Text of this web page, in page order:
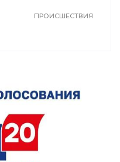
ПРОИСШЕСТВИЯ